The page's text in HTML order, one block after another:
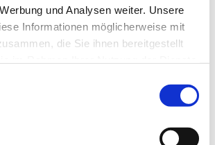
und Analysen weiter. Unsere
Informationen möglicherweise mit
die Sie ihnen bereitgestellt